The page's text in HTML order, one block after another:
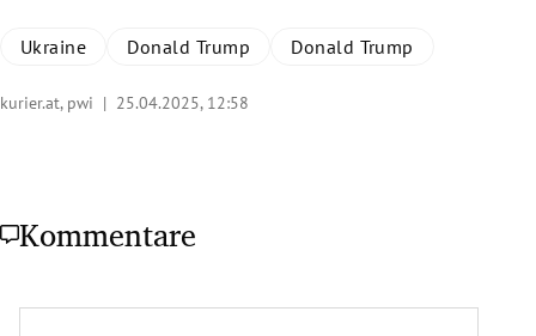
Ukraine Donald Trump Donald Trump
kurier.at, pwi | 25.04.2025, 12:58
Kommentare